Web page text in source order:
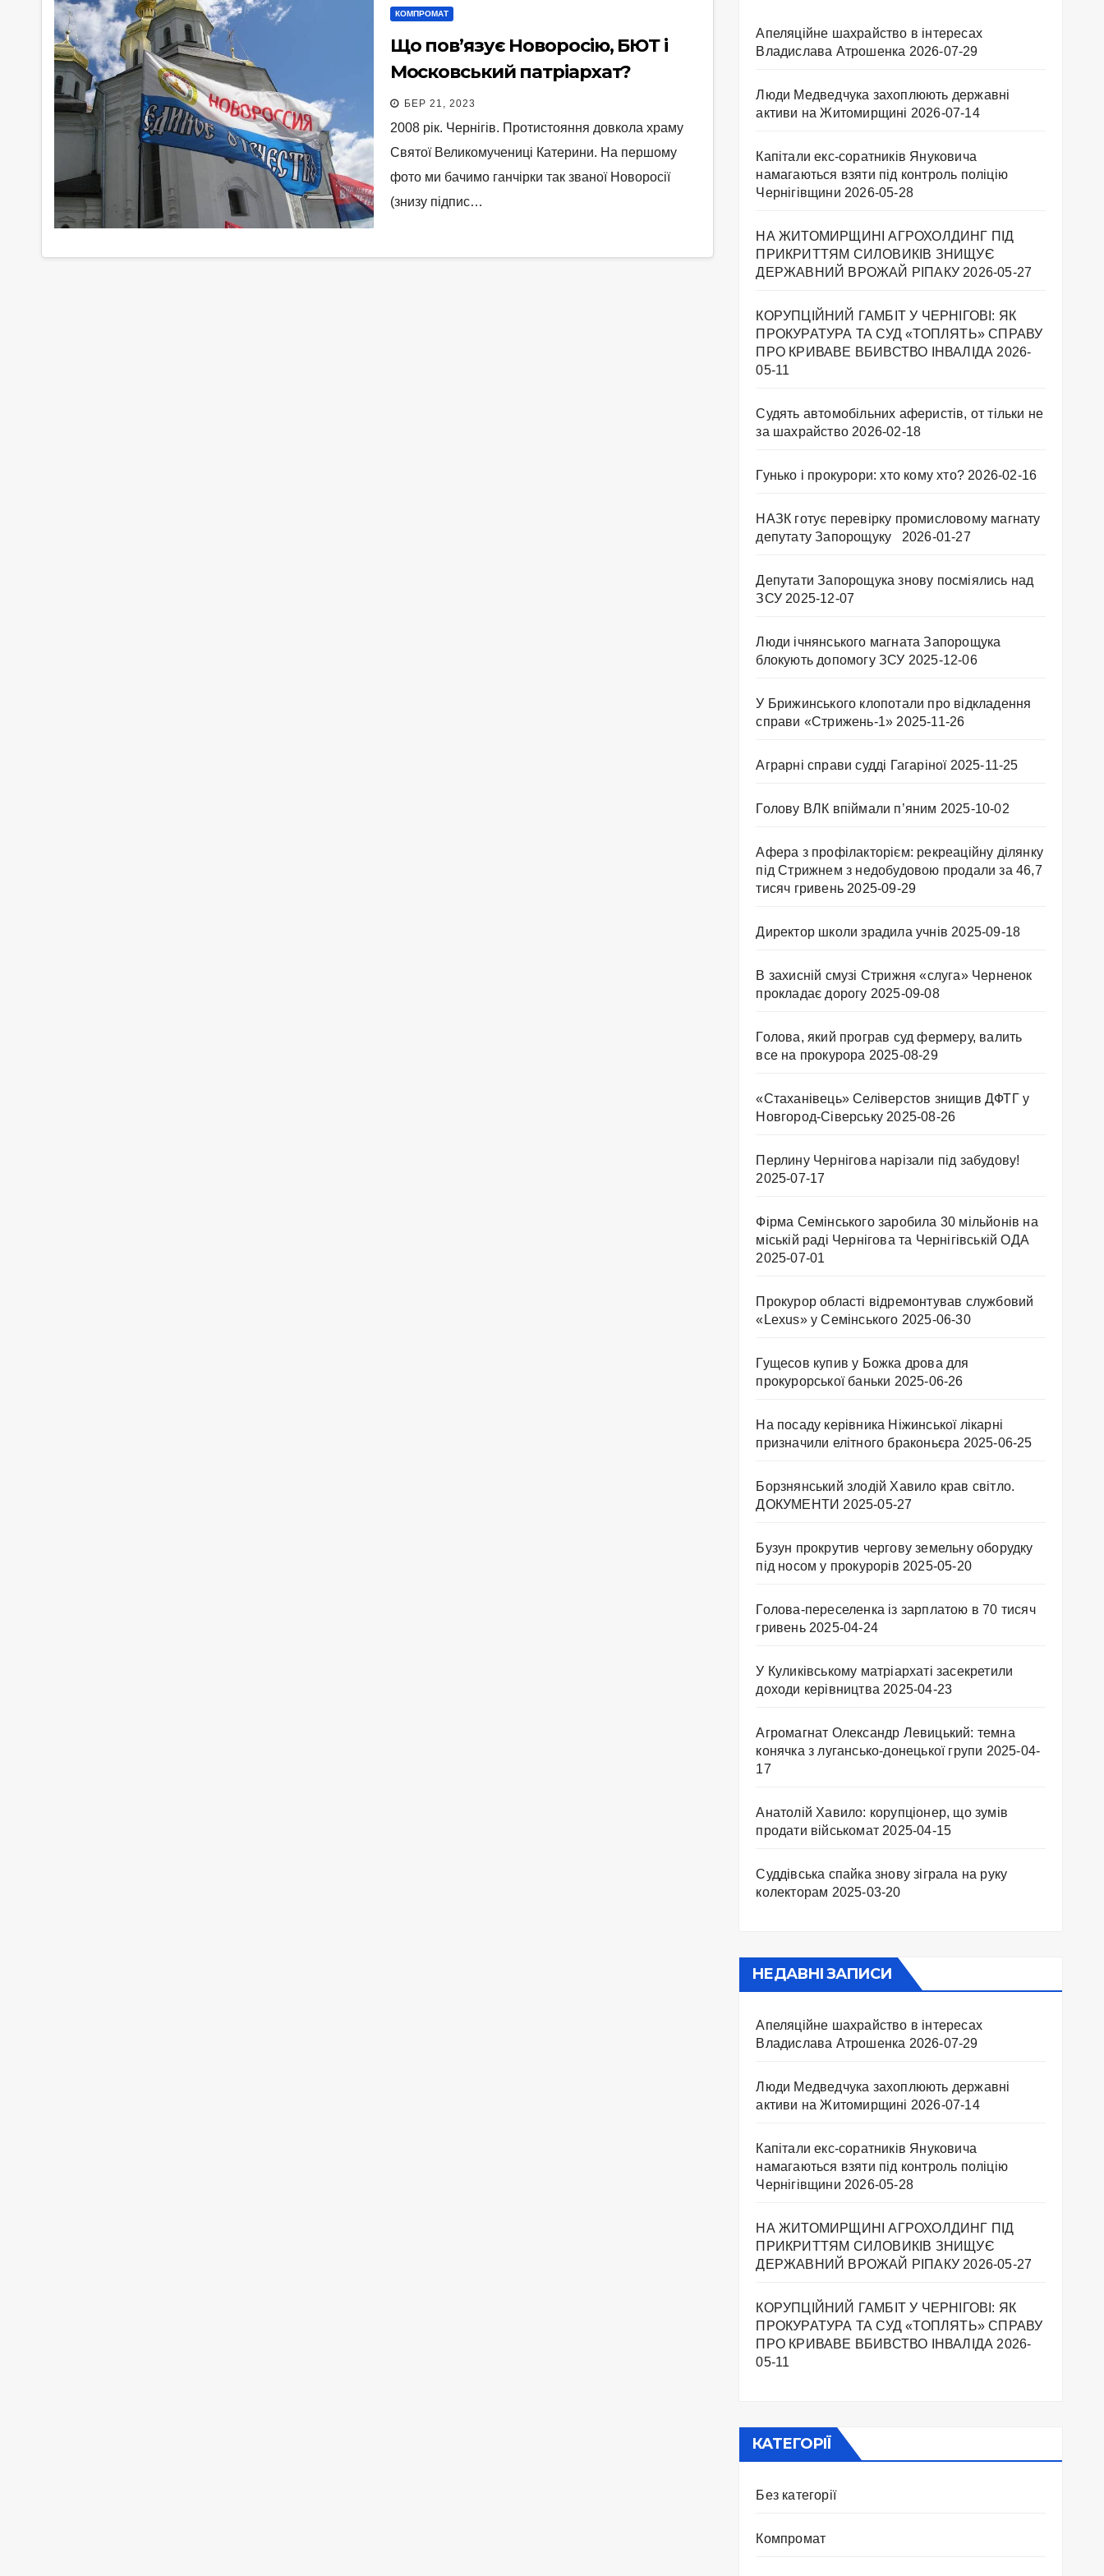
КОМПРОМАТ
Що пов’язує Новоросію, БЮТ і
Московський патріархат?
БЕР 21, 2023
2008 рік. Чернігів. Протистояння довкола храму
Святої Великомучениці Катерини. На першому
фото ми бачимо ганчірки так званої Новоросії
(знизу підпис…
Апеляційне шахрайство в інтересах
Владислава Атрошенка 2026-07-29
Люди Медведчука захоплюють державні
активи на Житомирщині 2026-07-14
Капітали екс-соратників Януковича
намагаються взяти під контроль поліцію
Чернігівщини 2026-05-28
НА ЖИТОМИРЩИНІ АГРОХОЛДИНГ ПІД
ПРИКРИТТЯМ СИЛОВИКІВ ЗНИЩУЄ
ДЕРЖАВНИЙ ВРОЖАЙ РІПАКУ ​ 2026-05-27
КОРУПЦІЙНИЙ ГАМБІТ У ЧЕРНІГОВІ: ЯК
ПРОКУРАТУРА ТА СУД «ТОПЛЯТЬ» СПРАВУ
ПРО КРИВАВЕ ВБИВСТВО ІНВАЛІДА 2026-
05-11
Судять автомобільних аферистів, от тільки не
за шахрайство 2026-02-18
Гунько і прокурори: хто кому хто? 2026-02-16
НАЗК готує перевірку промисловому магнату
депутату Запорощуку
2026-01-27
Депутати Запорощука знову посміялись над
ЗСУ 2025-12-07
Люди ічнянського магната Запорощука
блокують допомогу ЗСУ 2025-12-06
У Брижинського клопотали про відкладення
справи «Стрижень-1» 2025-11-26
Аграрні справи судді Гагаріної 2025-11-25
Голову ВЛК впіймали п’яним 2025-10-02
Афера з профілакторієм: рекреаційну ділянку
під Стрижнем з недобудовою продали за 46,7
тисяч гривень 2025-09-29
Директор школи зрадила учнів 2025-09-18
В захисній смузі Стрижня «слуга» Черненок
прокладає дорогу 2025-09-08
Голова, який програв суд фермеру, валить
все на прокурора 2025-08-29
«Стаханівець» Селіверстов знищив ДФТГ у
Новгород-Сіверську 2025-08-26
Перлину Чернігова нарізали під забудову!
2025-07-17
Фірма Семінського заробила 30 мільйонів на
міській раді Чернігова та Чернігівській ОДА
2025-07-01
Прокурор області відремонтував службовий
«Lexus» у Семінського 2025-06-30
Гущесов купив у Божка дрова для
прокурорської баньки 2025-06-26
На посаду керівника Ніжинської лікарні
призначили елітного браконьєра 2025-06-25
Борзнянський злодій Хавило крав світло.
ДОКУМЕНТИ 2025-05-27
Бузун прокрутив чергову земельну оборудку
під носом у прокурорів 2025-05-20
Голова-переселенка із зарплатою в 70 тисяч
гривень 2025-04-24
У Куликівському матріархаті засекретили
доходи керівництва 2025-04-23
Агромагнат Олександр Левицький: темна
конячка з лугансько-донецької групи 2025-04-
17
Анатолій Хавило: корупціонер, що зумів
продати військомат 2025-04-15
Суддівська спайка знову зіграла на руку
колекторам 2025-03-20
НЕДАВНІ ЗАПИСИ
Апеляційне шахрайство в інтересах
Владислава Атрошенка 2026-07-29
Люди Медведчука захоплюють державні
активи на Житомирщині 2026-07-14
Капітали екс-соратників Януковича
намагаються взяти під контроль поліцію
Чернігівщини 2026-05-28
НА ЖИТОМИРЩИНІ АГРОХОЛДИНГ ПІД
ПРИКРИТТЯМ СИЛОВИКІВ ЗНИЩУЄ
ДЕРЖАВНИЙ ВРОЖАЙ РІПАКУ ​ 2026-05-27
КОРУПЦІЙНИЙ ГАМБІТ У ЧЕРНІГОВІ: ЯК
ПРОКУРАТУРА ТА СУД «ТОПЛЯТЬ» СПРАВУ
ПРО КРИВАВЕ ВБИВСТВО ІНВАЛІДА 2026-
05-11
КАТЕГОРІЇ
Без категорії
Компромат